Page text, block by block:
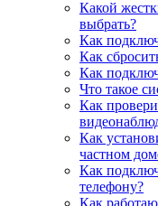
Какой
выбрать?
Как
Как
Как
Что такое
Как
Как
частном
Как
телефону?
Как